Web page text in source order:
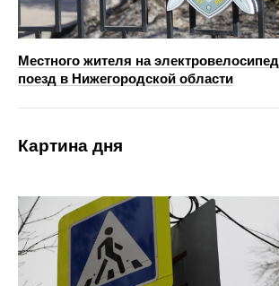
Местного жителя на
поезд в Нижегородской области
Картина дня